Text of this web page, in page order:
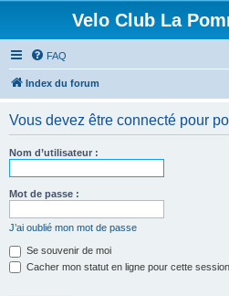
Velo Club La
FAQ
Index du forum
Vous devez être connecté pour
Nom d’utilisateur :
Mot de passe :
J’ai oublié mon mot de passe
Se souvenir de moi
Cacher mon statut en ligne pour cette session